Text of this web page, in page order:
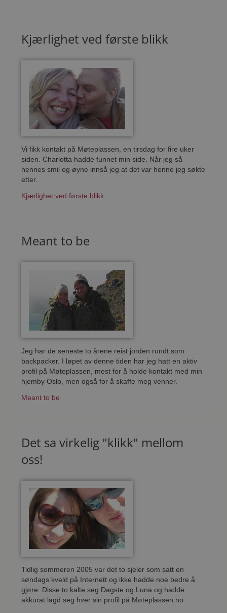
Kjærlighet ved første blikk
Vi fikk kontakt på Møteplassen, en tirsdag for fire uker
siden. Charlotta hadde funnet min side. Når jeg så
hennes smil og øyne innså jeg at det var henne jeg søkte
etter.
Kjærlighet ved første blikk
Meant to be
Jeg har de seneste to årene reist jorden rundt som
backpacker. I løpet av denne tiden har jeg hatt en aktiv
profil på Møteplassen, mest for å holde kontakt med min
hjemby Oslo, men også for å skaffe meg venner.
Meant to be
Det sa virkelig "klikk" mellom
oss!
Tidlig sommeren 2005 var det to sjeler som satt en
søndags kveld på Internett og ikke hadde noe bedre å
gjøre. Disse to kalte seg Dagste og Luna og hadde
akkurat lagd seg hver sin profil på Møteplassen.no.